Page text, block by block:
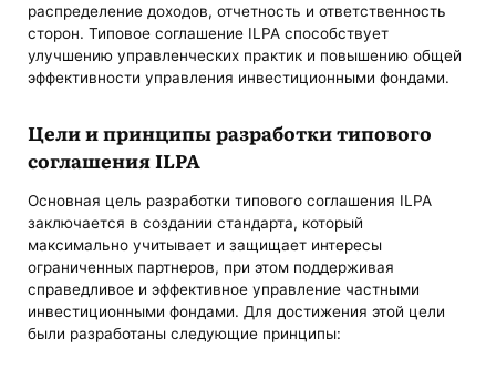
распределение доходов, отчетность и ответственность
сторон. Типовое соглашение ILPA способствует
улучшению управленческих практик и повышению общей
эффективности управления инвестиционными фондами.
Цели и принципы разработки типового
соглашения ILPA
Основная цель разработки типового соглашения ILPA
заключается в создании стандарта, который
максимально учитывает и защищает интересы
ограниченных партнеров, при этом поддерживая
справедливое и эффективное управление частными
инвестиционными фондами. Для достижения этой цели
были разработаны следующие принципы: